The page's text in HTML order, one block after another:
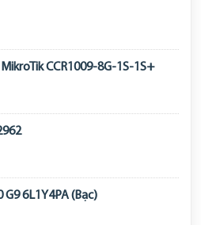
CCR1009-8G-1S-1S+
6L1Y4PA (Bạc)